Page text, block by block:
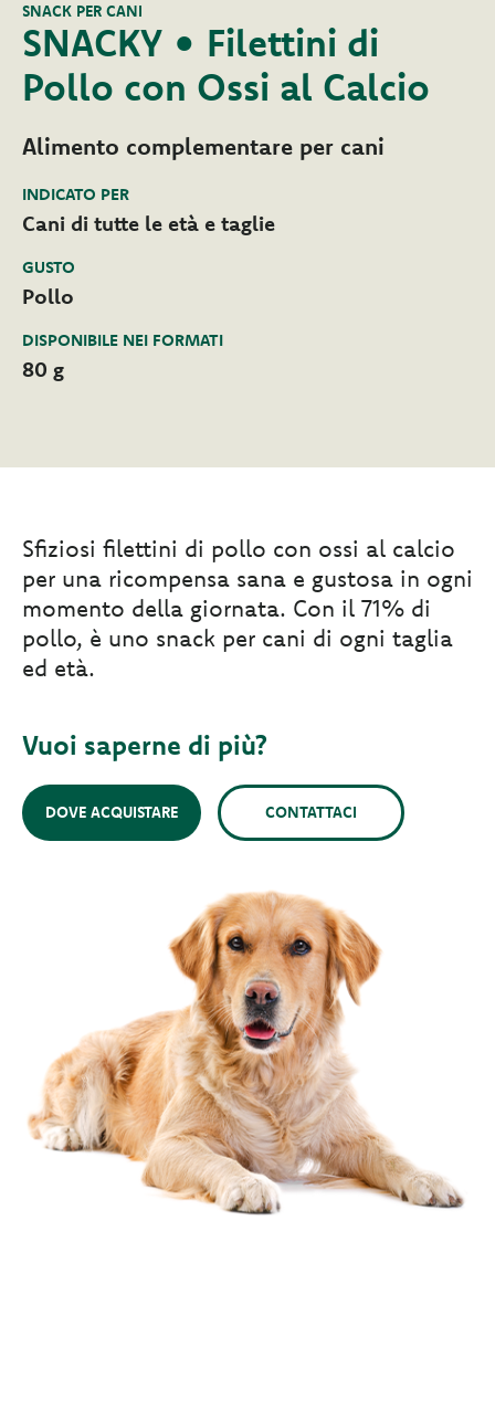
SNACKY • Filettini di
Pollo con Ossi al Calcio
SNACK PER CANI
Alimento complementare per cani
INDICATO PER
Cani di tutte le età e taglie
GUSTO
Pollo
DISPONIBILE NEI FORMATI
80 g
Sfiziosi filettini di pollo con ossi al calcio
per una ricompensa sana e gustosa in ogni
momento della giornata. Con il 71% di
pollo, è uno snack per cani di ogni taglia
ed età.
Vuoi saperne di più?
DOVE ACQUISTARE CONTATTACI